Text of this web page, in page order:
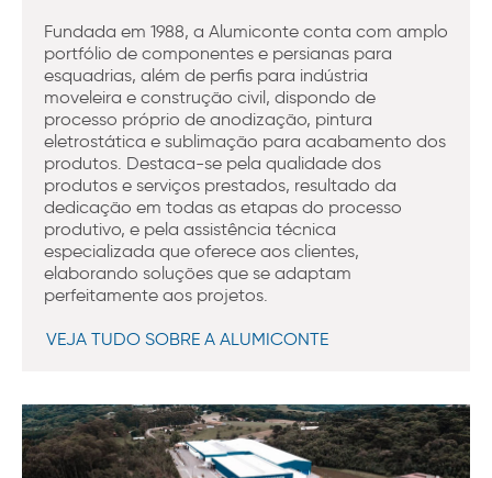
Fundada em 1988, a Alumiconte conta com amplo
portfólio de componentes e persianas para
esquadrias, além de perfis para indústria
moveleira e construção civil, dispondo de
processo próprio de anodização, pintura
eletrostática e sublimação para acabamento dos
produtos. Destaca-se pela qualidade dos
produtos e serviços prestados, resultado da
dedicação em todas as etapas do processo
produtivo, e pela assistência técnica
especializada que oferece aos clientes,
elaborando soluções que se adaptam
perfeitamente aos projetos.
VEJA TUDO SOBRE A ALUMICONTE